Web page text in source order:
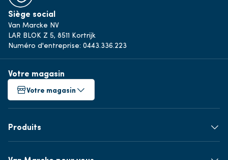
Siège social
Van Marcke NV
LAR BLOK Z 5, 8511 Kortrijk
Numéro d'entreprise: 0443.336.223
Votre magasin
Votre magasin
Produits